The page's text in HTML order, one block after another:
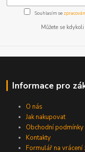
Souhlasím se
Můžete se
Informace pro
O nás
Jak nakupovat
Obchodní podmínky
Kontakty
Formulář na vrácení